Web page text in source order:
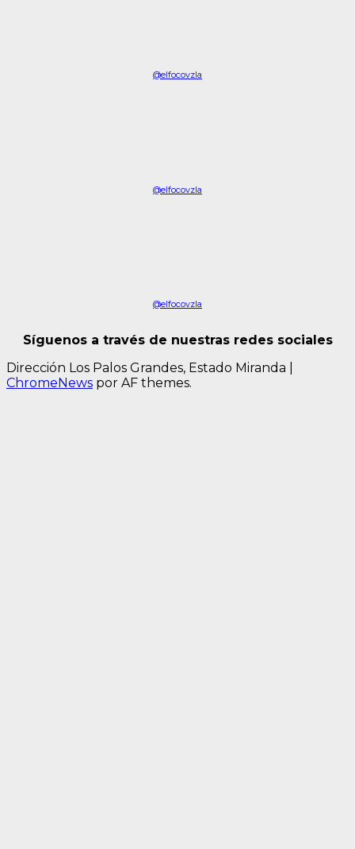
@elfocovzla
@elfocovzla
@elfocovzla
Síguenos a través de nuestras redes sociales
Dirección Los Palos Grandes, Estado Miranda
ChromeNews por AF themes.